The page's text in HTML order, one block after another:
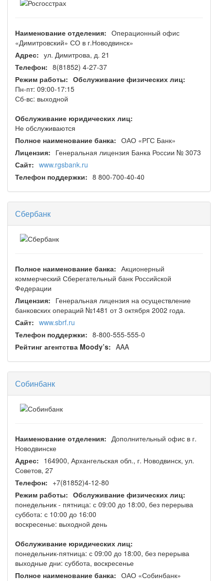
Наименование отделения: Операционный офис
«Димитровский» СО в г.Новодвинск»
Адрес: ул. Димитрова, д. 21
Телефон: 8(81852) 4-27-37
Режим работы: Обслуживание физических лиц:
Пн-пт: 09:00-17:15
Сб-вс: выходной
Обслуживание юридических лиц:
Не обслуживаются
Полное наименование банка: ОАО «РГС Банк»
Лицензия: Генеральная лицензия Банка России № 3073
Сайт: www.rgsbank.ru
Телефон поддержки: 8 800-700-40-40
Сбербанк
Полное наименование банка: Акционерный
коммерческий Сберегательный банк Российской
Федерации
Лицензия: Генеральная лицензия на осуществление
банковских операций №1481 от 3 октября 2002 года.
Сайт: www.sbrf.ru
Телефон поддержки: 8-800-555-555-0
Рейтинг агентства Moody’s: AAA
Собинбанк
Наименование отделения: Дополнительный офис в г.
Новодвинске
Адрес: 164900, Архангельская обл., г. Новодвинск, ул.
Советов, 27
Телефон: +7(81852)4-12-80
Режим работы: Обслуживание физических лиц:
понедельник - пятница: с 09:00 до 18:00, без перерыва
суббота: с 10:00 до 16:00
воскресенье: выходной день
Обслуживание юридических лиц:
понедельник-пятница: с 09:00 до 18:00, без перерыва
выходные дни: суббота, воскресенье
Полное наименование банка: ОАО «Собинбанк»